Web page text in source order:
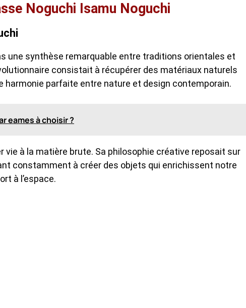
Noguchi Isamu Noguchi
une synthèse remarquable entre traditions orientales et
consistait à récupérer des matériaux naturels
harmonie parfaite entre nature et design contemporain.
eames à choisir ?
vie à la matière brute. Sa philosophie créative reposait sur
constamment à créer des objets qui enrichissent notre
à l’espace.